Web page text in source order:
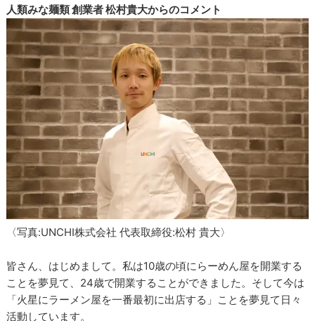
人類みな麺類 創業者 松村貴大からのコメント
〈写真:UNCHI株式会社 代表取締役:松村 貴大〉
皆さん、はじめまして。私は10歳の頃にらーめん屋を開業する
ことを夢見て、24歳で開業することができました。そして今は
「火星にラーメン屋を一番最初に出店する」ことを夢見て日々
活動しています。